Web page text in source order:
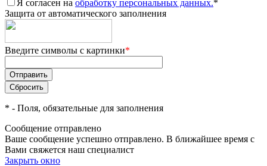
Я согласен на обработку персональных данных.*
Защита от автоматического заполнения
Введите символы с картинки*
* - Поля, обязательные для заполнения
Сообщение отправлено
Ваше сообщение успешно отправлено. В ближайшее время с
Вами свяжется наш специалист
Закрыть окно